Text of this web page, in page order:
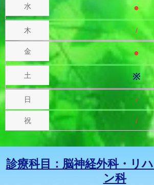
●
/
●
※
/
/
診療科目：脳神経外科・リ
ン科